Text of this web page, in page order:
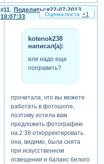
написал(а):
очень нежная и
трогательная
работа.
спасибо за
могли бы вы
крылышки для
феечек в png-
формате?
делаю своей
дочке
рождественский
ролик с
эльфами и пока
Поделиться
11
22-07-2013
18:07:33
kotenok238
написал(а):
или надо еще
поправить?
прочитала, что вы можете
работать в фотошопе,
поэтому хотела вам
предложить фотографию
на 2:38 откорректировать.
она, видимо, была снята
при искусственном
освещении и баланс белого
+1